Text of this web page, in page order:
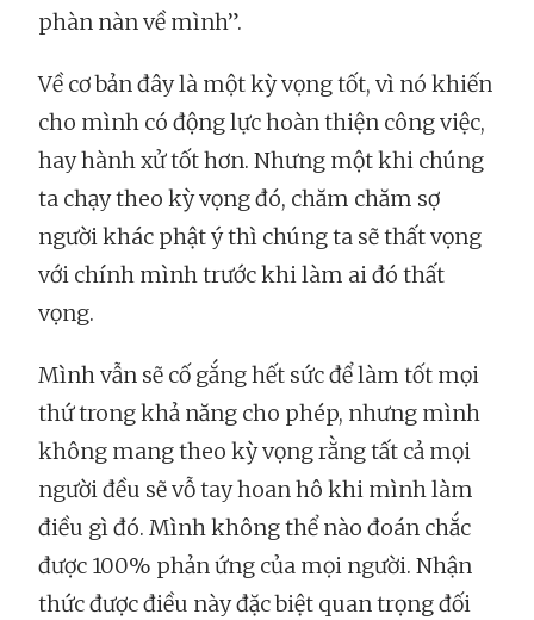
phàn nàn về mình”.
Về cơ bản đây là một kỳ vọng tốt, vì nó khiến
cho mình có động lực hoàn thiện công việc,
hay hành xử tốt hơn. Nhưng một khi chúng
ta chạy theo kỳ vọng đó, chăm chăm sợ
người khác phật ý thì chúng ta sẽ thất vọng
với chính mình trước khi làm ai đó thất
vọng.
Mình vẫn sẽ cố gắng hết sức để làm tốt mọi
thứ trong khả năng cho phép, nhưng mình
không mang theo kỳ vọng rằng tất cả mọi
người đều sẽ vỗ tay hoan hô khi mình làm
điều gì đó. Mình không thể nào đoán chắc
được 100% phản ứng của mọi người. Nhận
thức được điều này đặc biệt quan trọng đối